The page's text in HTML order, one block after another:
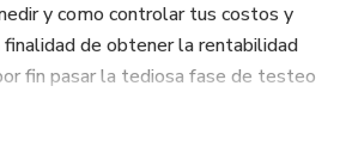
y como controlar tus costos y
de obtener la rentabilidad
fin pasar la tediosa fase de testeo